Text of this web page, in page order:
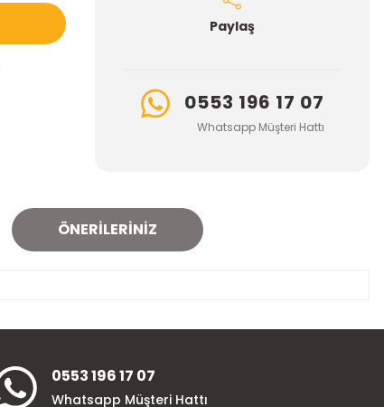
Paylaş
0553 196 17 07
Whatsapp Müşteri Hattı
ÖNERILERINIZ
0553 196 17 07
Whatsapp Müşteri Hattı